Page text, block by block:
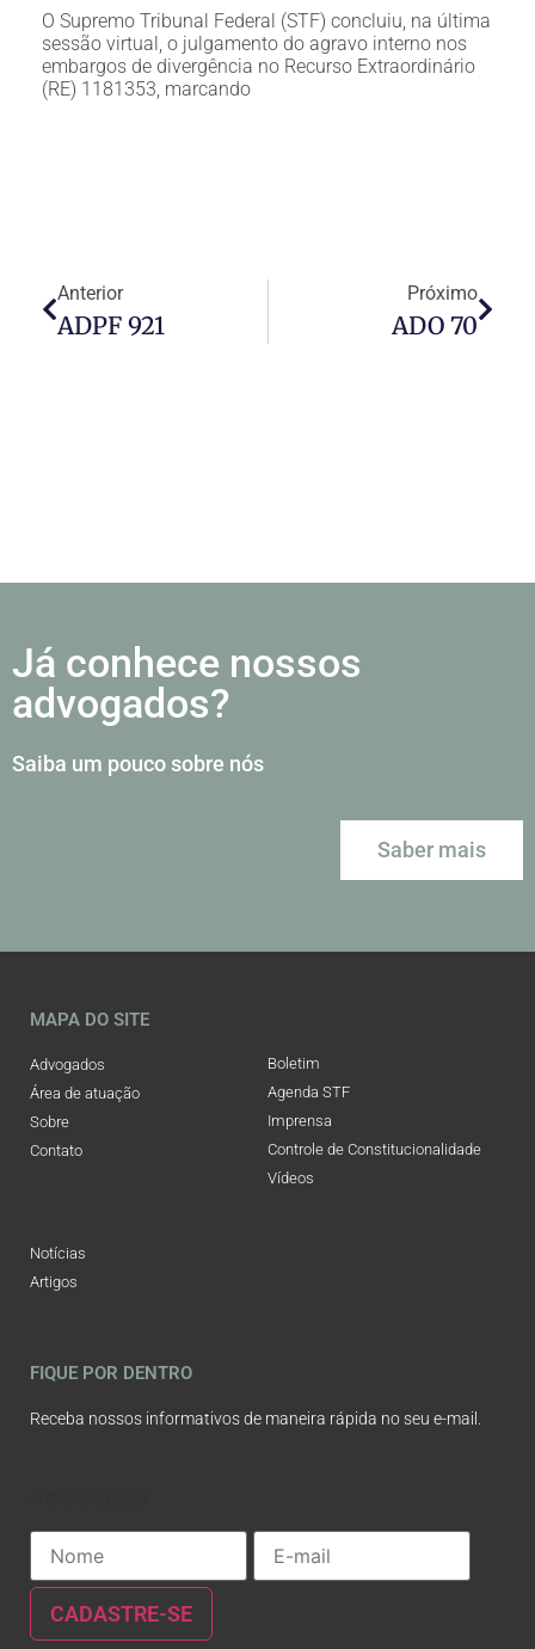
O Supremo Tribunal Federal (STF) concluiu, na última
sessão virtual, o julgamento do agravo interno nos
embargos de divergência no Recurso Extraordinário
(RE) 1181353, marcando
Anterior
ADPF 921
Próximo
ADO 70
Já conhece nossos
advogados?
Saiba um pouco sobre nós
Saber mais
MAPA DO SITE
Advogados
Área de atuação
Sobre
Contato
Boletim
Agenda STF
Imprensa
Controle de Constitucionalidade
Vídeos
Notícias
Artigos
FIQUE POR DENTRO
Receba nossos informativos de maneira rápida no seu e-mail.